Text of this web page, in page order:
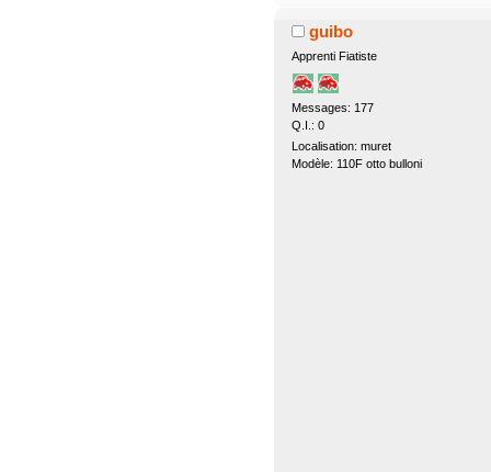
guibo
Apprenti Fiatiste
Messages: 177
Q.I.: 0
Localisation: muret
Modèle: 110F otto bulloni